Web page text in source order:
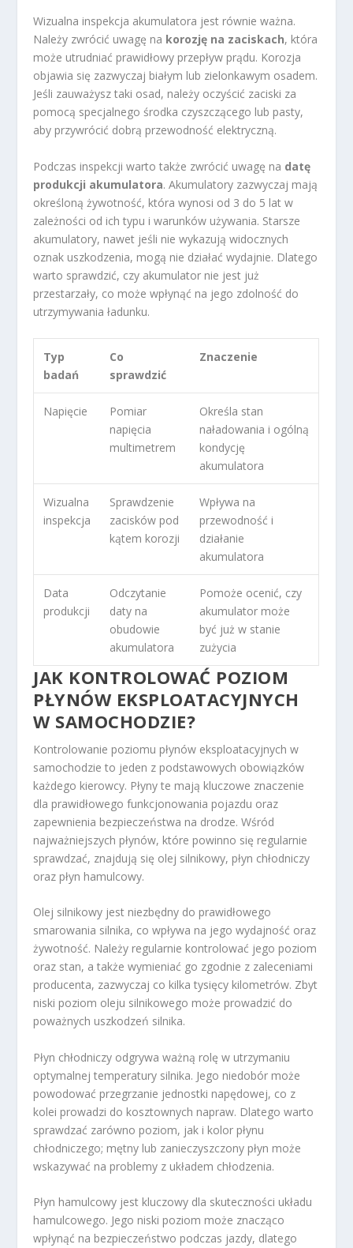
Wizualna inspekcja akumulatora jest równie ważna.
Należy zwrócić uwagę na korozję na zaciskach, która
może utrudniać prawidłowy przepływ prądu. Korozja
objawia się zazwyczaj białym lub zielonkawym osadem.
Jeśli zauważysz taki osad, należy oczyścić zaciski za
pomocą specjalnego środka czyszczącego lub pasty,
aby przywrócić dobrą przewodność elektryczną.
Podczas inspekcji warto także zwrócić uwagę na datę
produkcji akumulatora. Akumulatory zazwyczaj mają
określoną żywotność, która wynosi od 3 do 5 lat w
zależności od ich typu i warunków używania. Starsze
akumulatory, nawet jeśli nie wykazują widocznych
oznak uszkodzenia, mogą nie działać wydajnie. Dlatego
warto sprawdzić, czy akumulator nie jest już
przestarzały, co może wpłynąć na jego zdolność do
utrzymywania ładunku.
Typ
badań
Co
sprawdzić
Znaczenie
Napięcie
Pomiar
napięcia
multimetrem
Określa stan
naładowania i ogólną
kondycję
akumulatora
Wizualna
inspekcja
Sprawdzenie
zacisków pod
kątem korozji
Wpływa na
przewodność i
działanie
akumulatora
Data
produkcji
Odczytanie
daty na
obudowie
akumulatora
Pomoże ocenić, czy
akumulator może
być już w stanie
zużycia
JAK KONTROLOWAĆ POZIOM
PŁYNÓW EKSPLOATACYJNYCH
W SAMOCHODZIE?
Kontrolowanie poziomu płynów eksploatacyjnych w
samochodzie to jeden z podstawowych obowiązków
każdego kierowcy. Płyny te mają kluczowe znaczenie
dla prawidłowego funkcjonowania pojazdu oraz
zapewnienia bezpieczeństwa na drodze. Wśród
najważniejszych płynów, które powinno się regularnie
sprawdzać, znajdują się olej silnikowy, płyn chłodniczy
oraz płyn hamulcowy.
Olej silnikowy jest niezbędny do prawidłowego
smarowania silnika, co wpływa na jego wydajność oraz
żywotność. Należy regularnie kontrolować jego poziom
oraz stan, a także wymieniać go zgodnie z zaleceniami
producenta, zazwyczaj co kilka tysięcy kilometrów. Zbyt
niski poziom oleju silnikowego może prowadzić do
poważnych uszkodzeń silnika.
Płyn chłodniczy odgrywa ważną rolę w utrzymaniu
optymalnej temperatury silnika. Jego niedobór może
powodować przegrzanie jednostki napędowej, co z
kolei prowadzi do kosztownych napraw. Dlatego warto
sprawdzać zarówno poziom, jak i kolor płynu
chłodniczego; mętny lub zanieczyszczony płyn może
wskazywać na problemy z układem chłodzenia.
Płyn hamulcowy jest kluczowy dla skuteczności układu
hamulcowego. Jego niski poziom może znacząco
wpłynąć na bezpieczeństwo podczas jazdy, dlatego